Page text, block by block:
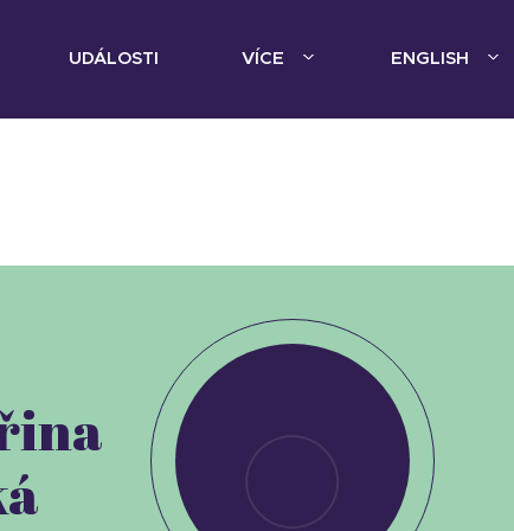
UDÁLOSTI VÍCE ENGLISH